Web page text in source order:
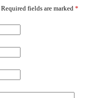
Required fields are marked *